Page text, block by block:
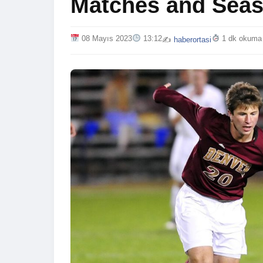
Matches and
08 Mayıs 2023 13:12✍️ haberortasi 1 dk okuma